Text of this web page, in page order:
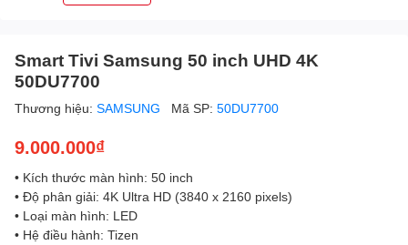
Smart Tivi Samsung 50 inch UHD 4K
50DU7700
Thương hiệu: SAMSUNG Mã SP: 50DU7700
9.000.000₫
• Kích thước màn hình: 50 inch
• Độ phân giải: 4K Ultra HD (3840 x 2160 pixels)
• Loại màn hình: LED
• Hệ điều hành: Tizen